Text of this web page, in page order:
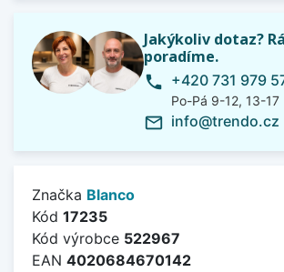
Jakýkoliv dotaz?
poradíme.
phone +420 731 979
Po-Pá 9-12, 13-17
mail_outline info@trendo.cz
Značka Blanco
Kód 17235
Kód výrobce 522967
EAN 4020684670142